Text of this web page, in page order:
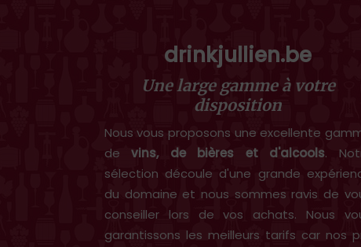
drinkjullien.be
Une large gamme à votre
disposition
Nous vous proposons une excellente
devins, de bières et d'alcools.
sélection découle d'une grande
du domaine et nous sommes ravis de
conseiller lors de vos achats. Nous
garantissons les meilleurs tarifs car nos